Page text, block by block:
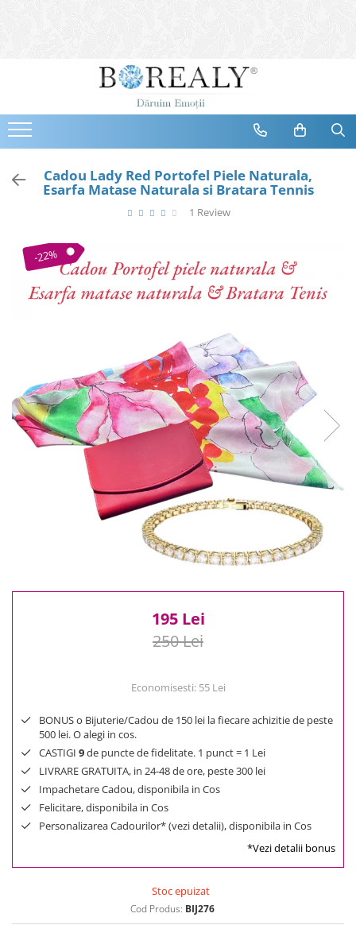
Bijuterii
Cercei
Bratari
Coliere
Seturi
Destinatari
Bijuterii Femei
Bijuterii Copii
Cele mai noi
Cele mai vandute
Cele mai votate
Cu video
100 Lei - 200 Lei
1000 Lei +
Cadou Lady Red Portofel Piele Naturala,
Esarfa Matase Naturala si Bratara Tennis
1 Review
-22%
195 Lei
250 Lei
Economisesti: 55 Lei
BONUS o Bijuterie/Cadou de 150 lei la fiecare achizitie de peste
500 lei. O alegi in cos.
CASTIGI 9de puncte de fidelitate. 1 punct = 1 Lei
LIVRARE GRATUITA, in 24-48 de ore, peste 300 lei
Impachetare Cadou, disponibila in Cos
Felicitare, disponibila in Cos
Personalizarea Cadourilor* (vezi detalii), disponibila in Cos
*Vezi detalii bonus
Stoc epuizat
Cod Produs: BIJ276